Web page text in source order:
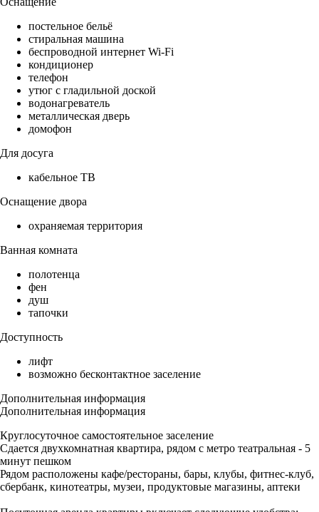
постельное бельё
стиральная машина
беспроводной интернет Wi-Fi
кондиционер
телефон
утюг с гладильной доской
водонагреватель
металлическая дверь
домофон
Для досуга
кабельное ТВ
Оснащение двора
охраняемая территория
Ванная комната
полотенца
фен
душ
тапочки
Доступность
лифт
возможно бесконтактное заселение
Дополнительная информация
Дополнительная информация
Круглосуточное самостоятельное заселение
Сдается двухкомнатная квартира, рядом с метро театральная - 5
минут пешком
Рядом расположены кафе/рестораны, бары, клубы, фитнес-клуб,
сбербанк, кинотеатры, музеи, продуктовые магазины, аптеки